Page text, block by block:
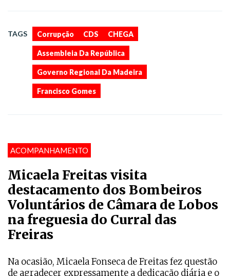
TAGS Corrupção CDS CHEGA
Assembleia Da República
Governo Regional Da Madeira
Francisco Gomes
ACOMPANHAMENTO
Micaela Freitas visita
destacamento dos Bombeiros
Voluntários de Câmara de Lobos
na freguesia do Curral das
Freiras
Na ocasião, Micaela Fonseca de Freitas fez questão
de agradecer expressamente a dedicação diária e o